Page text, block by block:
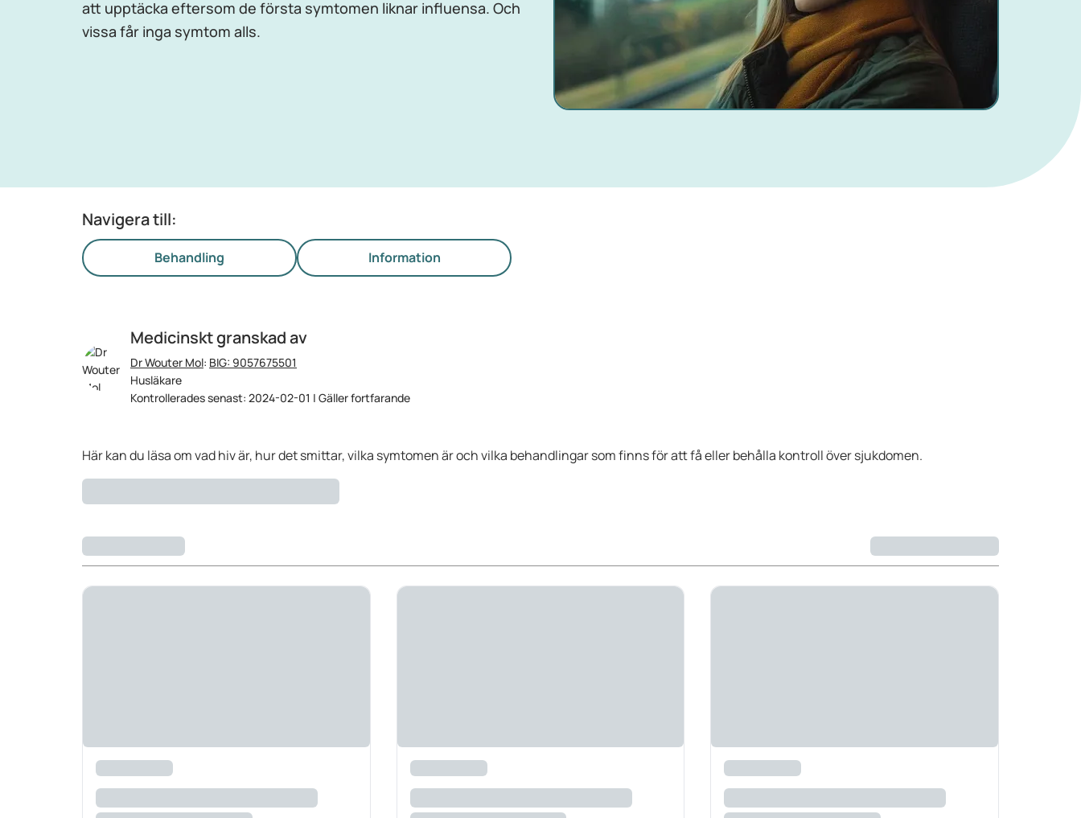
att upptäcka eftersom de första symtomen liknar influensa. Och
vissa får inga symtom alls.
Navigera till:
Behandling Information
Medicinskt granskad av
Dr Wouter Mol: BIG: 9057675501
Husläkare
Kontrollerades senast: 2024-02-01 | Gäller fortfarande
Här kan du läsa om vad hiv är, hur det smittar, vilka symtomen är och vilka behandlingar som finns för att få eller behålla kontroll över sjukdomen.